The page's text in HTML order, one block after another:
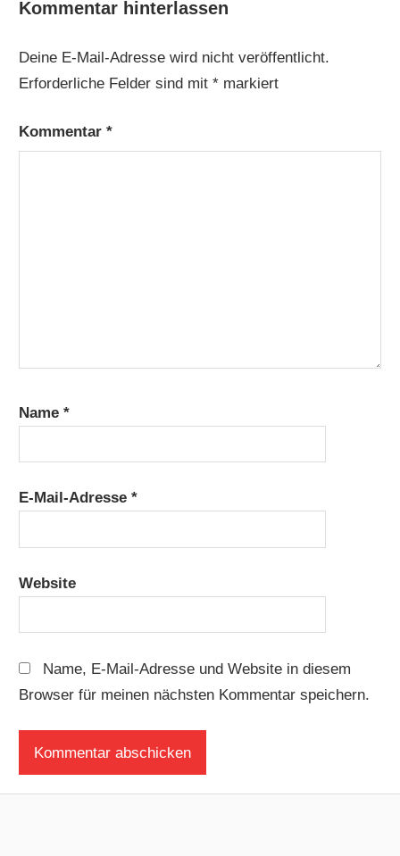
Kommentar hinterlassen
Deine E-Mail-Adresse wird nicht veröffentlicht.
Erforderliche Felder sind mit* markiert
Kommentar*
Name*
E-Mail-Adresse*
Website
Name, E-Mail-Adresse und Website in diesem
Browser für meinen nächsten Kommentar speichern.